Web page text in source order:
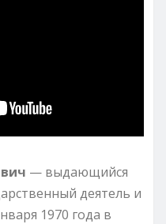
— выдающийся
деятель и
1970 года в